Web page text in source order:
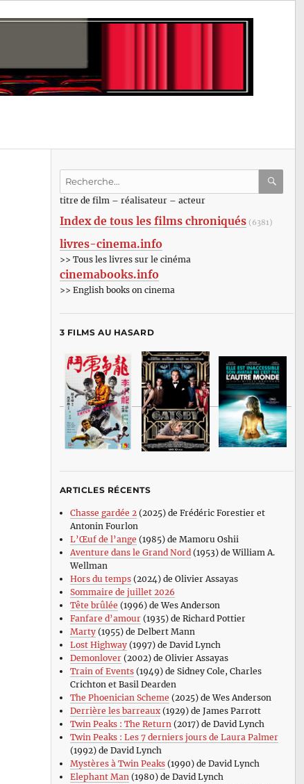
Recherche
:titre de film – réalisateur – acteur
Index de tous les films chroniqués (6381)
livres-cinema.info
>> Tous les livres sur le cinéma
cinemabooks.info
>> English books on cinema
3 FILMS AU HASARD
ARTICLES RÉCENTS
Chasse gardée 2(2025) de Frédéric Forestier et
Antonin Fourlon
L’Œuf de l’ange (1985) de Mamoru Oshii
Aventure dans le Grand Nord(1953) de William A.
Wellman
Hors du temps(2024) de Olivier Assayas
Sommaire de juillet 2026
Tête brûlée (1996) de Wes Anderson
Fanfare d’amour(1935) de Richard Pottier
Marty(1955) de Delbert Mann
Lost Highway(1997) de David Lynch
Demonlover(2002) de Olivier Assayas
Train of Events(1949) de Sidney Cole, Charles
Crichton et Basil Dearden
The Phoenician Scheme (2025) de Wes Anderson
Derrière les barreaux(1929) de James Parrott
Twin Peaks : The Return(2017) de David Lynch
Twin Peaks : Les 7 derniers jours de Laura Palmer
(1992) de David Lynch
Mystères à Twin Peaks(1990) de David Lynch
Elephant Man(1980) de David Lynch